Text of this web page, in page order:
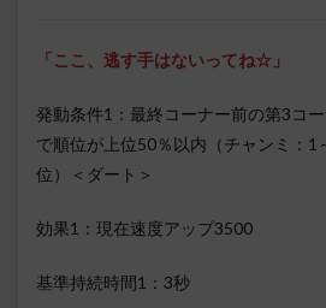
「ここ、逃す手はないってね☆」
発動条件1：最終コーナー前の第3コ
で順位が上位50％以内（チャンミ：1
位）＜ダート＞
効果1：現在速度アップ3500
基準持続時間1：3秒